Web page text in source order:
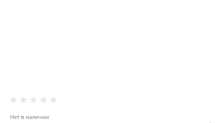
Нет в наличии